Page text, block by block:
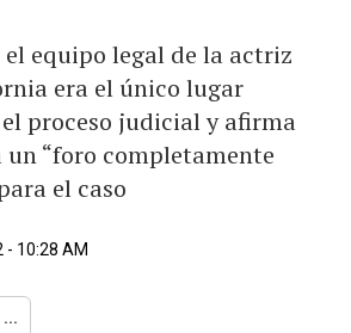
equipo legal de la actriz
era el único lugar
proceso judicial y afirma
“foro completamente
el caso
- 10:28 AM
...